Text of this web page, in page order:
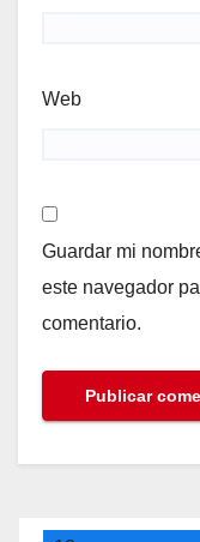
Web
Guardar mi
este navegador
comentario.